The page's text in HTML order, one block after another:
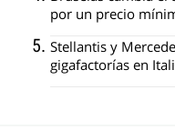
por un precio
Stellantis y
gigafactorías en